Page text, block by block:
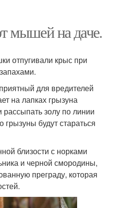
мышей на даче.
отпугивали крыс при
для вредителей
на лапках грызуна
золу по линии
будут стараться
близости с норками
и черной смородины,
преграду, которая